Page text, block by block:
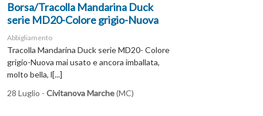
Borsa/Tracolla Mandarina Duck
serie MD20-Colore grigio-Nuova
Abbigliamento
Tracolla Mandarina Duck serie MD20- Colore
grigio-Nuova mai usato e ancora imballata,
molto bella, l[...]
28 Luglio - Civitanova Marche(MC)